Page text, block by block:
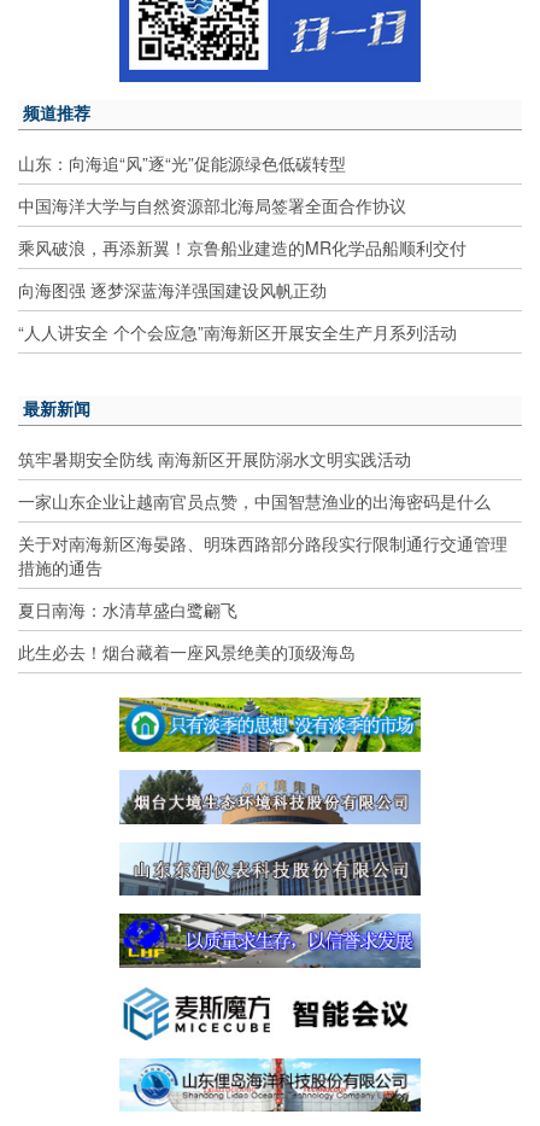
频道推荐
山东：向海追“风”逐“光”促能源绿色低碳转型
中国海洋大学与自然资源部北海局签署全面合作协议
乘风破浪，再添新翼！京鲁船业建造的MR化学品船顺利交付
向海图强 逐梦深蓝海洋强国建设风帆正劲
“人人讲安全 个个会应急”南海新区开展安全生产月系列活动
最新新闻
筑牢暑期安全防线 南海新区开展防溺水文明实践活动
一家山东企业让越南官员点赞，中国智慧渔业的出海密码是什么
关于对南海新区海晏路、明珠西路部分路段实行限制通行交通管理
措施的通告
夏日南海：水清草盛白鹭翩飞
此生必去！烟台藏着一座风景绝美的顶级海岛